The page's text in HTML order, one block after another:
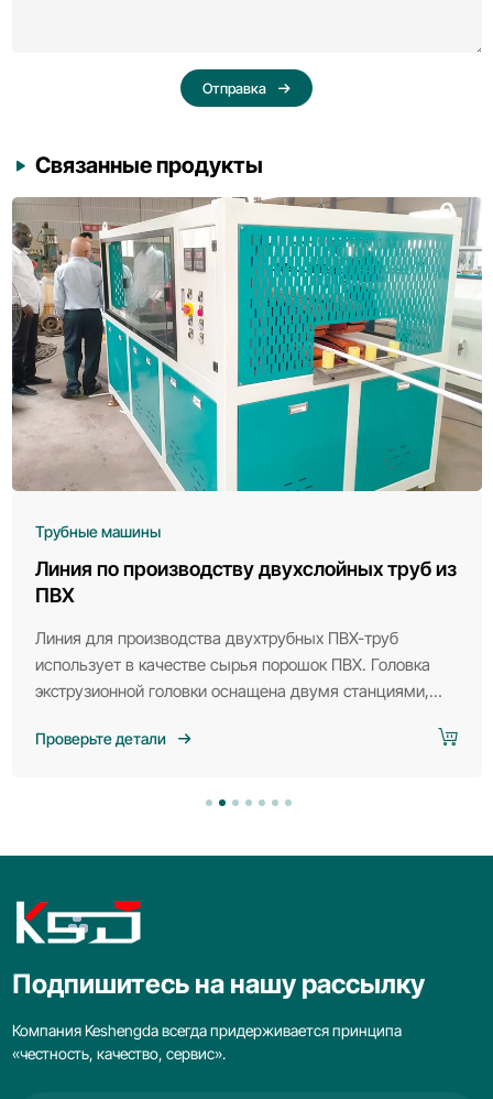
Отправка
Связанные продукты
Трубные машины
Линия по производству двухслойных труб из
ПВХ
Линия для производства двухтрубных ПВХ-труб
использует в качестве сырья порошок ПВХ. Головка
экструзионной головки оснащена двумя станциями,
трубы из ПВХ. Она отличается высокой
подходит для массового производства труб малого
Проверьте детали
Подпишитесь на нашу рассылку
Компания Keshengda всегда придерживается принципа
«честность, качество, сервис».